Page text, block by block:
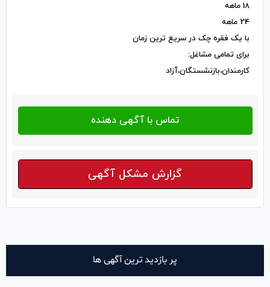
18 ماهه
24 ماهه
با یک فقره چک در سریع ترین زمان
برای تمامی مشاغل:
کارمندان،بازنشستگان،آزاد
گزارش مشکل آگهی
پر بازدید ترین آگهی ها